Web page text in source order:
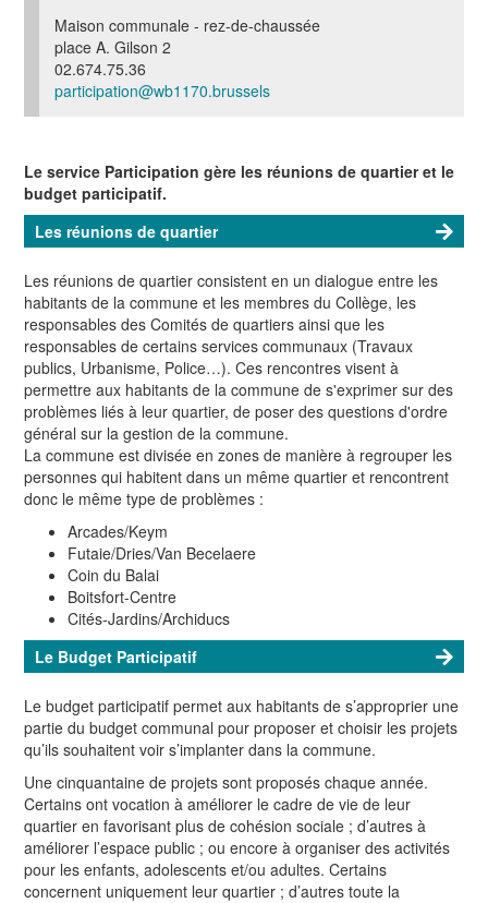
Maison communale - rez-de-chaussée
place A. Gilson 2
02.674.75.36
participation@wb1170.brussels
Le service Participation gère les réunions de quartier et le
budget participatif.
Les réunions de quartier
Les réunions de quartier consistent en un dialogue entre les
habitants de la commune et les membres du Collège, les
responsables des Comités de quartiers ainsi que les
responsables de certains services communaux (Travaux
publics, Urbanisme, Police…). Ces rencontres visent à
permettre aux habitants de la commune de s'exprimer sur des
problèmes liés à leur quartier, de poser des questions d'ordre
général sur la gestion de la commune.
La commune est divisée en zones de manière à regrouper les
personnes qui habitent dans un même quartier et rencontrent
donc le même type de problèmes :
Arcades/Keym
Futaie/Dries/Van Becelaere
Coin du Balai
Boitsfort-Centre
Cités-Jardins/Archiducs
Le Budget Participatif
Le budget participatif permet aux habitants de s’approprier une
partie du budget communal pour proposer et choisir les projets
qu’ils souhaitent voir s’implanter dans la commune.
Une cinquantaine de projets sont proposés chaque année.
Certains ont vocation à améliorer le cadre de vie de leur
quartier en favorisant plus de cohésion sociale ; d’autres à
améliorer l’espace public ; ou encore à organiser des activités
pour les enfants, adolescents et/ou adultes. Certains
concernent uniquement leur quartier ; d’autres toute la